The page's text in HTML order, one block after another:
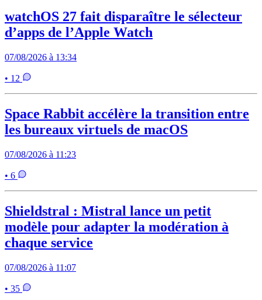
watchOS 27 fait disparaître le sélecteur
d’apps de l’Apple Watch
07/08/2026 à 13:34
• 12
Space Rabbit accélère la transition entre
les bureaux virtuels de macOS
07/08/2026 à 11:23
• 6
Shieldstral : Mistral lance un petit
modèle pour adapter la modération à
chaque service
07/08/2026 à 11:07
• 35